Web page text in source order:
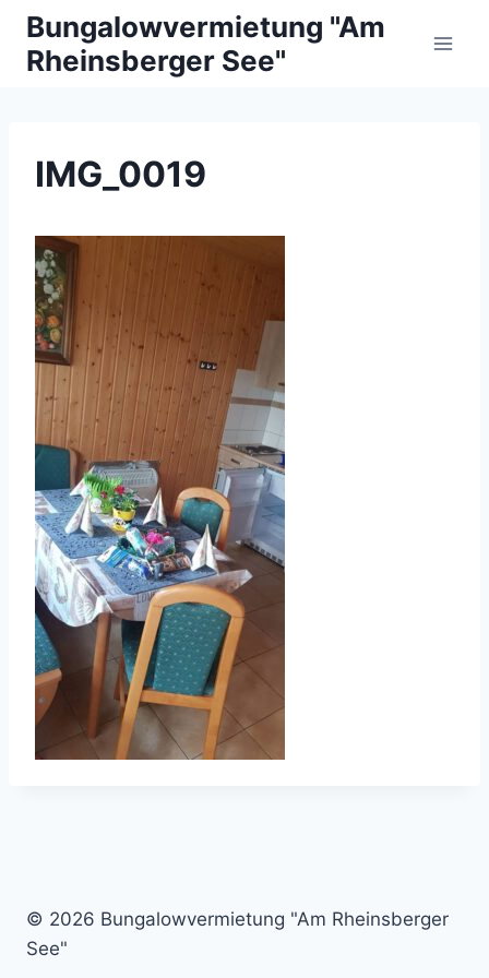
Zum
Inhalt
springen
Bungalowvermietung "Am
Rheinsberger See"
IMG_0019
© 2026 Bungalowvermietung "Am Rheinsberger
See"